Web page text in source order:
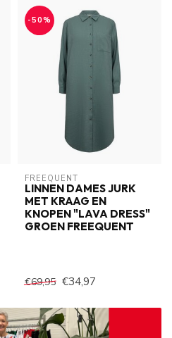
-50%
FREEQUENT
LINNEN DAMES JURK
MET KRAAG EN
KNOPEN "LAVA DRESS"
GROEN FREEQUENT
€69,95 €34,97